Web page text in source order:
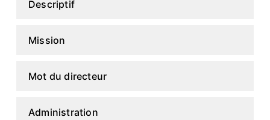
Descriptif
Mission
Mot du directeur
Administration